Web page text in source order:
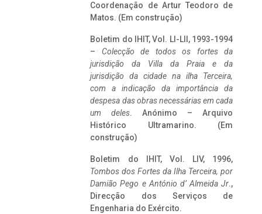
Coordenação de Artur Teodoro de
Matos. (Em construção)
Boletim do IHIT, Vol. LI-LII, 1993-1994
– Colecção de todos os fortes da
jurisdição da Villa da Praia e da
jurisdição da cidade na ilha Terceira,
com a indicação da importância da
despesa das obras necessárias em cada
um deles. Anónimo – Arquivo
Histórico Ultramarino. (Em
construção)
Boletim do IHIT, Vol. LIV, 1996,
Tombos dos Fortes da Ilha Terceira, por
Damião Pego e António d’ Almeida Jr.,
Direcção dos Serviços de
Engenharia do Exército.